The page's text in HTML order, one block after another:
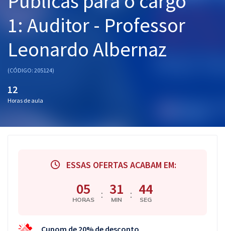
Questões grátis
1: Auditor - Professor
Leonardo Albernaz
(CÓDIGO: 205124)
12
Horas de aula
ESSAS OFERTAS ACABAM EM:
05
HORAS : 31
MIN : 44
SEG
Cupom de 20% de desconto